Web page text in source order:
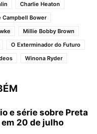
Charlie Heaton
Campbell Bower
Millie Bobby Brown
O Exterminador do Futuro
Winona Ryder
e série sobre Preta
20 de julho